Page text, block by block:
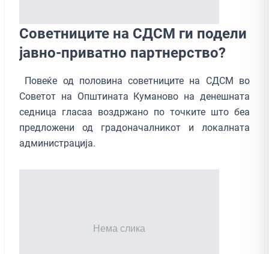
Советниците на СДСМ ги подели
јавно-приватно партнерство?
Повеќе од половина советниците на СДСМ во
Советот на Општината Куманово на денешната
седница гласаа воздржано по точките што беа
предложени од градоначалникот и локалната
администрација.